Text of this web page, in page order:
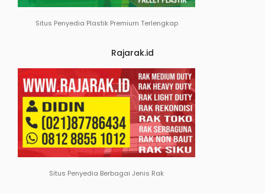
Situs Penyedia Plastik Premium Terlengkap
Rajarak.id
Situs Penyedia Berbagai Jenis Rak